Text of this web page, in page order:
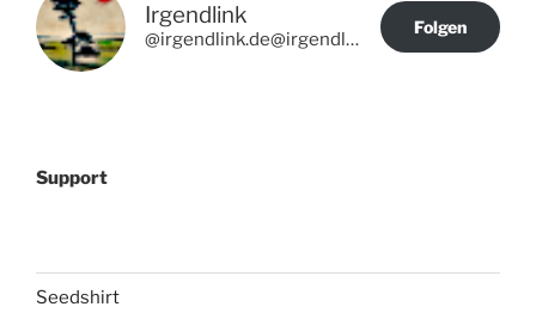
Irgendlink
@irgendlink.de@irgendlink.de
Folgen
Support
Seedshirt